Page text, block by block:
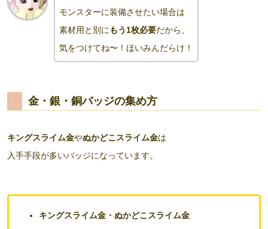
モンスターに装備させたい場合は
素材用と別に もう1枚必要だから、
気をつけてね〜！ほいみんだらけ！
金・銀・銅バッジの集め方
キングスライム金やぬかどこスライム金は
入手手段が多いバッジになっています。
キングスライム金・ぬかどこスライム金